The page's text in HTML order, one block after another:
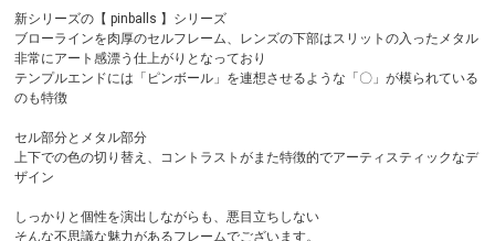
新シリーズの【 pinballs 】シリーズ
ブローラインを肉厚のセルフレーム、レンズの下部はスリットの入ったメタル
非常にアート感漂う仕上がりとなっており
テンプルエンドには「ピンボール」を連想させるような「〇」が模られている
のも特徴
セル部分とメタル部分
上下での色の切り替え、コントラストがまた特徴的でアーティスティックなデ
ザイン
しっかりと個性を演出しながらも、悪目立ちしない
そんな不思議な魅力があるフレームでございます。